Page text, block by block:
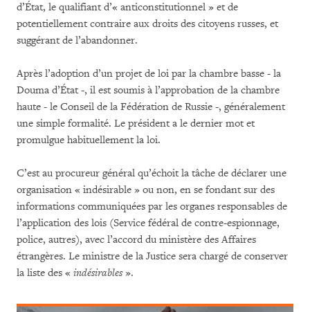
d’État, le qualifiant d’« anticonstitutionnel » et de
potentiellement contraire aux droits des citoyens russes, et
suggérant de l’abandonner.
Après l’adoption d’un projet de loi par la chambre basse - la
Douma d’État -, il est soumis à l’approbation de la chambre
haute - le Conseil de la Fédération de Russie -, généralement
une simple formalité. Le président a le dernier mot et
promulgue habituellement la loi.
C’est au procureur général qu’échoit la tâche de déclarer une
organisation « indésirable » ou non, en se fondant sur des
informations communiquées par les organes responsables de
l’application des lois (Service fédéral de contre-espionnage,
police, autres), avec l’accord du ministère des Affaires
étrangères. Le ministre de la Justice sera chargé de conserver
la liste des « indésirables».